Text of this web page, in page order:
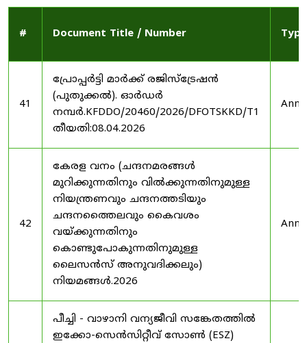
# Document Title / Number Type
41
പ്രോപ്പർട്ടി മാർക്ക് രജിസ്ട്രേഷൻ
(പുതുക്കൽ). ഓർഡർ
നമ്പർ.KFDDO/20460/2026/DFOTSKKD/T1
തീയതി:08.04.2026
42
കേരള വനം (ചന്ദനമരങ്ങൾ
മുറിക്കുന്നതിനും വിൽക്കുന്നതിനുമുള്ള
നിയന്ത്രണവും ചന്ദനത്തടിയും
ചന്ദനത്തൈലവും കൈവശം
വയ്ക്കുന്നതിനും
കൊണ്ടുപോകുന്നതിനുമുള്ള
ലൈസൻസ് അനുവദിക്കലും)
നിയമങ്ങൾ.2026
പീച്ചി - വാഴാനി വന്യജീവി സങ്കേതത്തിൽ
ഇക്കോ-സെൻസിറ്റീവ് സോൺ (ESZ)